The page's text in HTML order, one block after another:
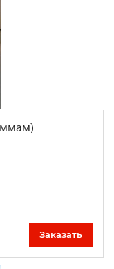
Заказать